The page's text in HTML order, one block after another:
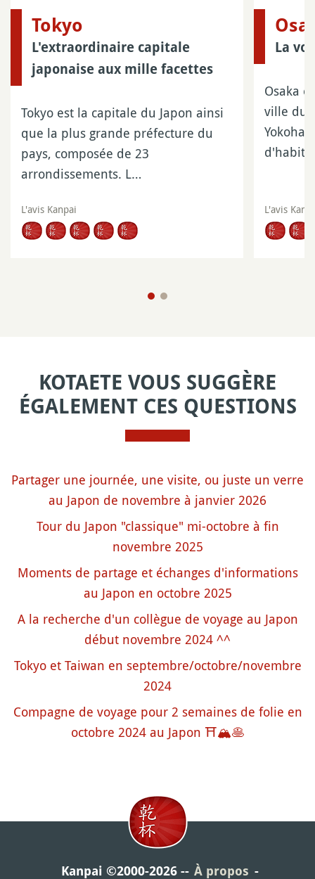
Tokyo
L'extraordinaire capitale
japonaise aux mille facettes
Tokyo est la capitale du Japon ainsi
que la plus grande préfecture du
pays, composée de 23
arrondissements. L…
L'avis Kanpai
La
Osaka
ville du
L'avis
KOTAETE VOUS SUGGÈRE
ÉGALEMENT CES QUESTIONS
Partager une journée, une visite, ou juste un verre
au Japon de novembre à janvier 2026
Tour du Japon "classique" mi-octobre à fin
novembre 2025
Moments de partage et échanges d'informations
au Japon en octobre 2025
A la recherche d'un collègue de voyage au Japon
début novembre 2024 ^^
Tokyo et Taiwan en septembre/octobre/novembre
2024
Compagne de voyage pour 2 semaines de folie en
octobre 2024 au Japon ⛩️🏔️🥞
Kanpai ©2000-2026 À propos